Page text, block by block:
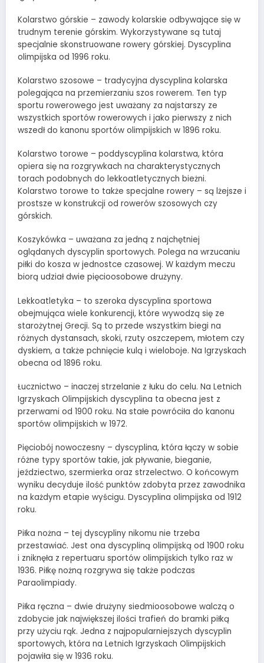
Kolarstwo górskie – zawody kolarskie odbywające się w
trudnym terenie górskim. Wykorzystywane są tutaj
specjalnie skonstruowane rowery górskiej. Dyscyplina
olimpijska od 1996 roku.
Kolarstwo szosowe – tradycyjna dyscyplina kolarska
polegająca na przemierzaniu szos rowerem. Ten typ
sportu rowerowego jest uważany za najstarszy ze
wszystkich sportów rowerowych i jako pierwszy z nich
wszedł do kanonu sportów olimpijskich w 1896 roku.
Kolarstwo torowe – poddyscyplina kolarstwa, która
opiera się na rozgrywkach na charakterystycznych
torach podobnych do lekkoatletycznych bieżni.
Kolarstwo torowe to także specjalne rowery – są lżejsze i
prostsze w konstrukcji od rowerów szosowych czy
górskich.
Koszykówka – uważana za jedną z najchętniej
oglądanych dyscyplin sportowych. Polega na wrzucaniu
piłki do kosza w jednostce czasowej. W każdym meczu
biorą udział dwie pięcioosobowe drużyny.
Lekkoatletyka – to szeroka dyscyplina sportowa
obejmująca wiele konkurencji, które wywodzą się ze
starożytnej Grecji. Są to przede wszystkim biegi na
różnych dystansach, skoki, rzuty oszczepem, młotem czy
dyskiem, a także pchnięcie kulą i wieloboje. Na Igrzyskach
obecna od 1896 roku.
Łucznictwo – inaczej strzelanie z łuku do celu. Na Letnich
Igrzyskach Olimpijskich dyscyplina ta obecna jest z
przerwami od 1900 roku. Na stałe powróciła do kanonu
sportów olimpijskich w 1972.
Pięciobój nowoczesny – dyscyplina, która łączy w sobie
różne typy sportów takie, jak pływanie, bieganie,
jeździectwo, szermierka oraz strzelectwo. O końcowym
wyniku decyduje ilość punktów zdobyta przez zawodnika
na każdym etapie wyścigu. Dyscyplina olimpijska od 1912
roku.
Piłka nożna – tej dyscypliny nikomu nie trzeba
przestawiać. Jest ona dyscypliną olimpijską od 1900 roku
i zniknęła z repertuaru sportów olimpijskich tylko raz w
1936. Piłkę nożną rozgrywa się także podczas
Paraolimpiady.
Piłka ręczna – dwie drużyny siedmioosobowe walczą o
zdobycie jak największej ilości trafień do bramki piłką
przy użyciu rąk. Jedna z najpopularniejszych dyscyplin
sportowych, która na Letnich Igrzyskach Olimpijskich
pojawiła się w 1936 roku.